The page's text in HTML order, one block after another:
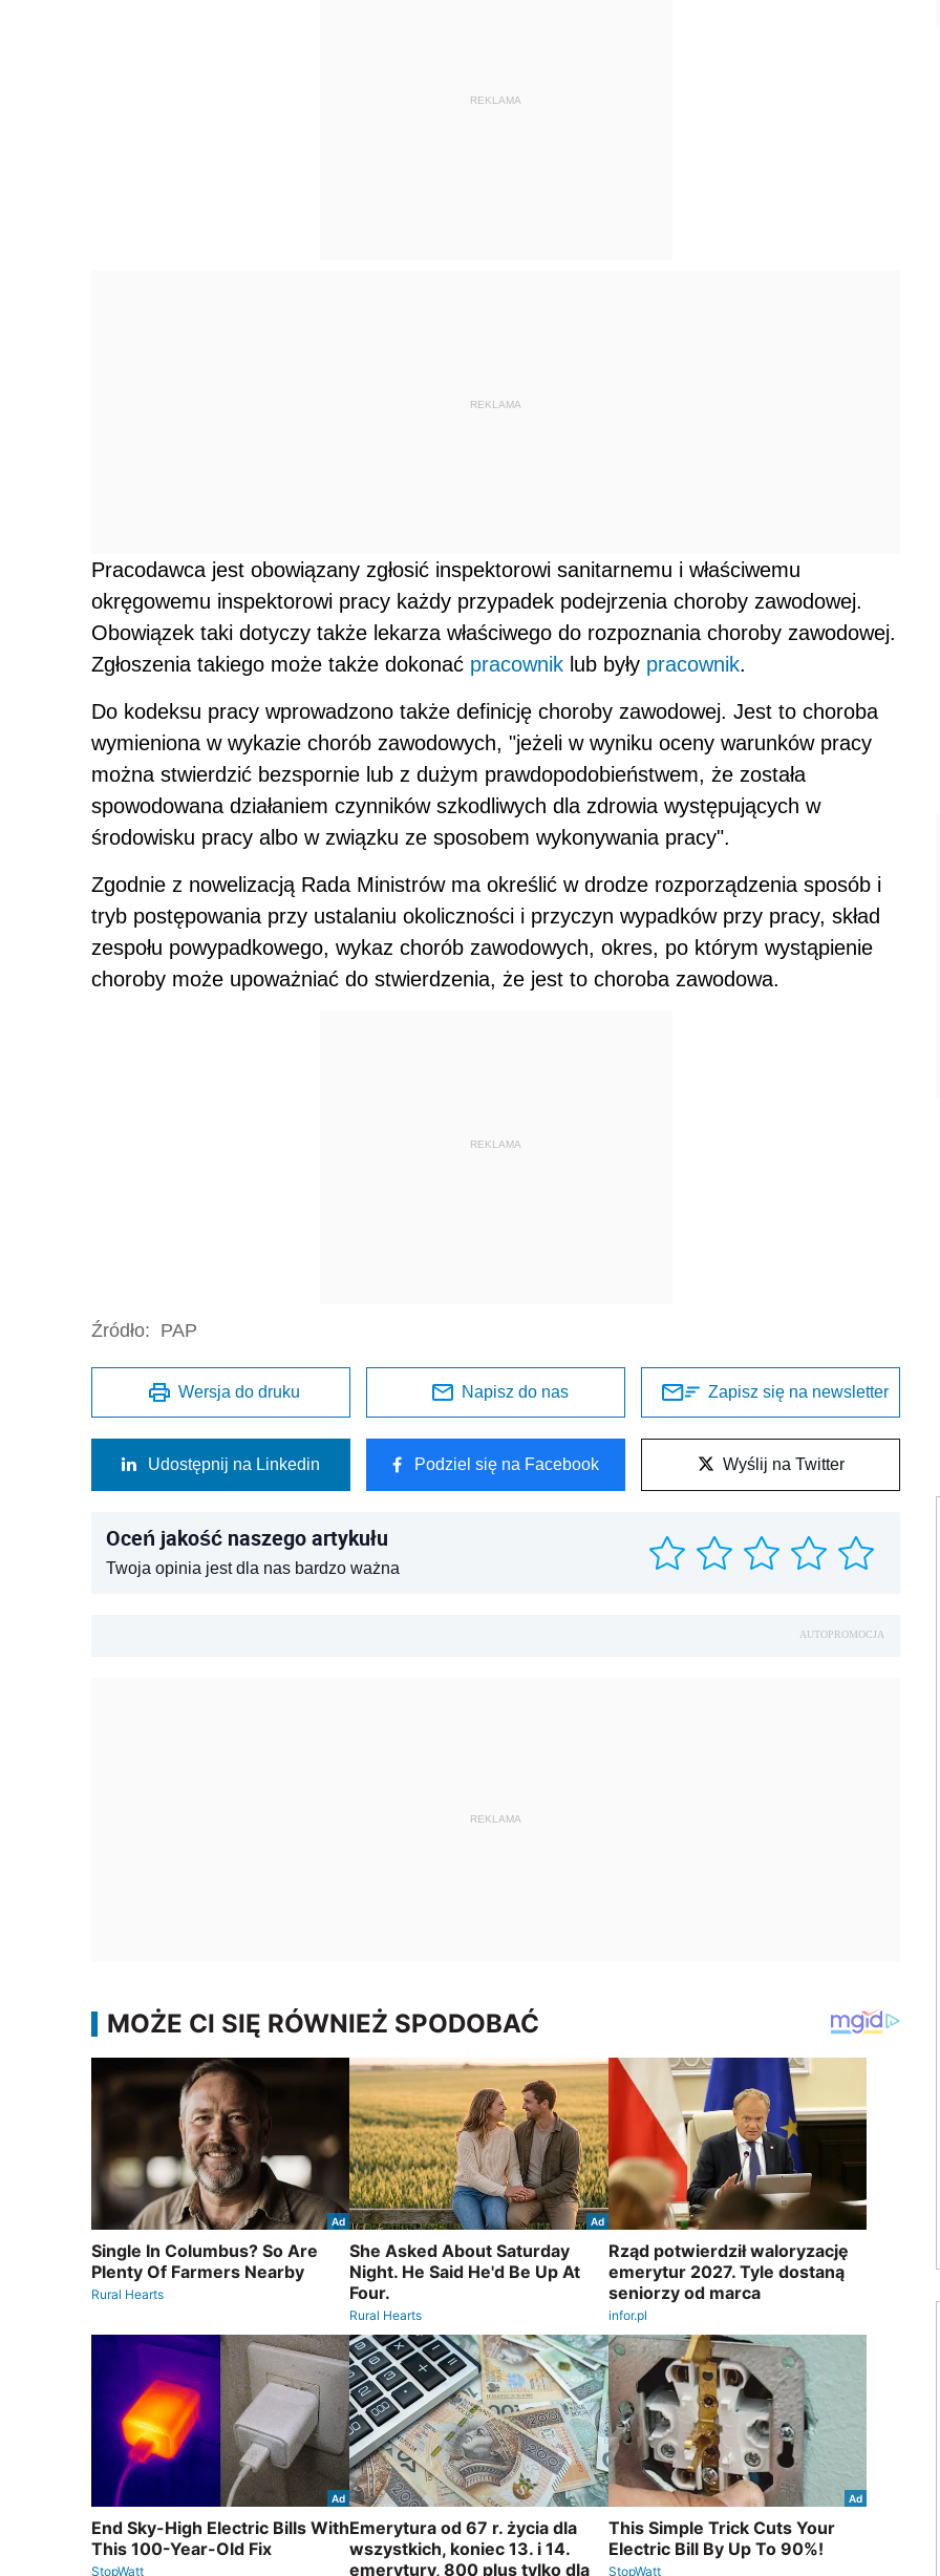
REKLAMA
REKLAMA
Pracodawca jest obowiązany zgłosić inspektorowi sanitarnemu i właściwemu
okręgowemu inspektorowi pracy każdy przypadek podejrzenia choroby zawodowej.
Obowiązek taki dotyczy także lekarza właściwego do rozpoznania choroby zawodowej.
Zgłoszenia takiego może także dokonać pracownik lub były pracownik.
Do kodeksu pracy wprowadzono także definicję choroby zawodowej. Jest to choroba
wymieniona w wykazie chorób zawodowych, "jeżeli w wyniku oceny warunków pracy
można stwierdzić bezspornie lub z dużym prawdopodobieństwem, że została
spowodowana działaniem czynników szkodliwych dla zdrowia występujących w
środowisku pracy albo w związku ze sposobem wykonywania pracy".
Zgodnie z nowelizacją Rada Ministrów ma określić w drodze rozporządzenia sposób i
tryb postępowania przy ustalaniu okoliczności i przyczyn wypadków przy pracy, skład
zespołu powypadkowego, wykaz chorób zawodowych, okres, po którym wystąpienie
choroby może upoważniać do stwierdzenia, że jest to choroba zawodowa.
REKLAMA
Źródło: PAP
Wersja do druku Napisz do nas Zapisz się na newsletter
Udostępnij na Linkedin Podziel się na Facebook Wyślij na Twitter
Oceń jakość naszego artykułu
Twoja opinia jest dla nas bardzo ważna
AUTOPROMOCJA
REKLAMA